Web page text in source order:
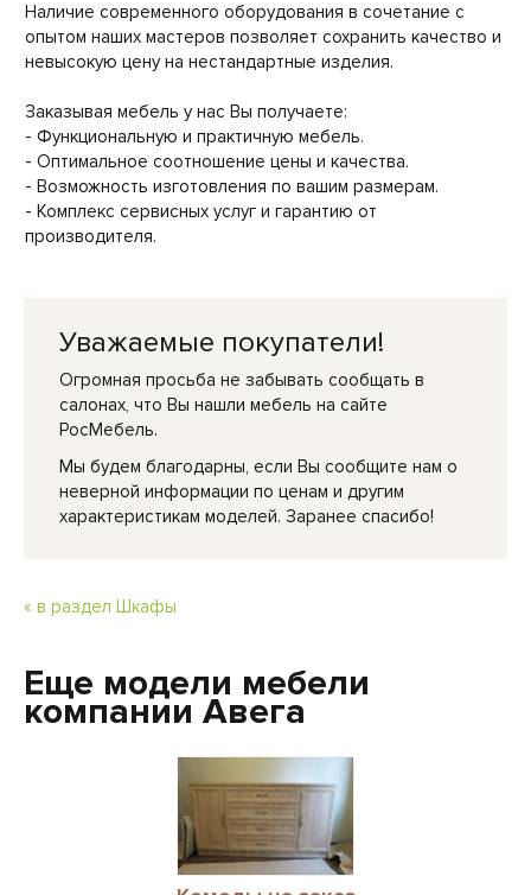
Наличие современного оборудования в сочетание с
опытом наших мастеров позволяет сохранить качество и
невысокую цену на нестандартные изделия.
Заказывая мебель у нас Вы получаете:
- Функциональную и практичную мебель.
- Оптимальное соотношение цены и качества.
- Возможность изготовления по вашим размерам.
- Комплекс сервисных услуг и гарантию от
производителя.
Уважаемые покупатели!
Огромная просьба не забывать сообщать в
салонах, что Вы нашли мебель на сайте
РосМебель.
Мы будем благодарны, если Вы сообщите нам о
неверной информации по ценам и другим
характеристикам моделей. Заранее спасибо!
« в раздел Шкафы
Еще модели мебели
компании Авега